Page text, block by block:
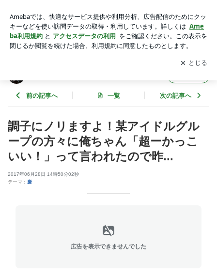
ーかっこいい！」って言われたので昨... | XK徒のブログ
アプリをダウンロードして ブログの更新通知
を受け取りまし
ょう。
開く
前の記事へ 一覧 次の記事へ
調子にノリますよ！某アイドルグル
ープの方々に俺ちゃん「超ーかっこ
いい！」って言われたので昨...
2017年06月28日 14時50分02秒
テーマ： 慶
広告を表示できませんでした